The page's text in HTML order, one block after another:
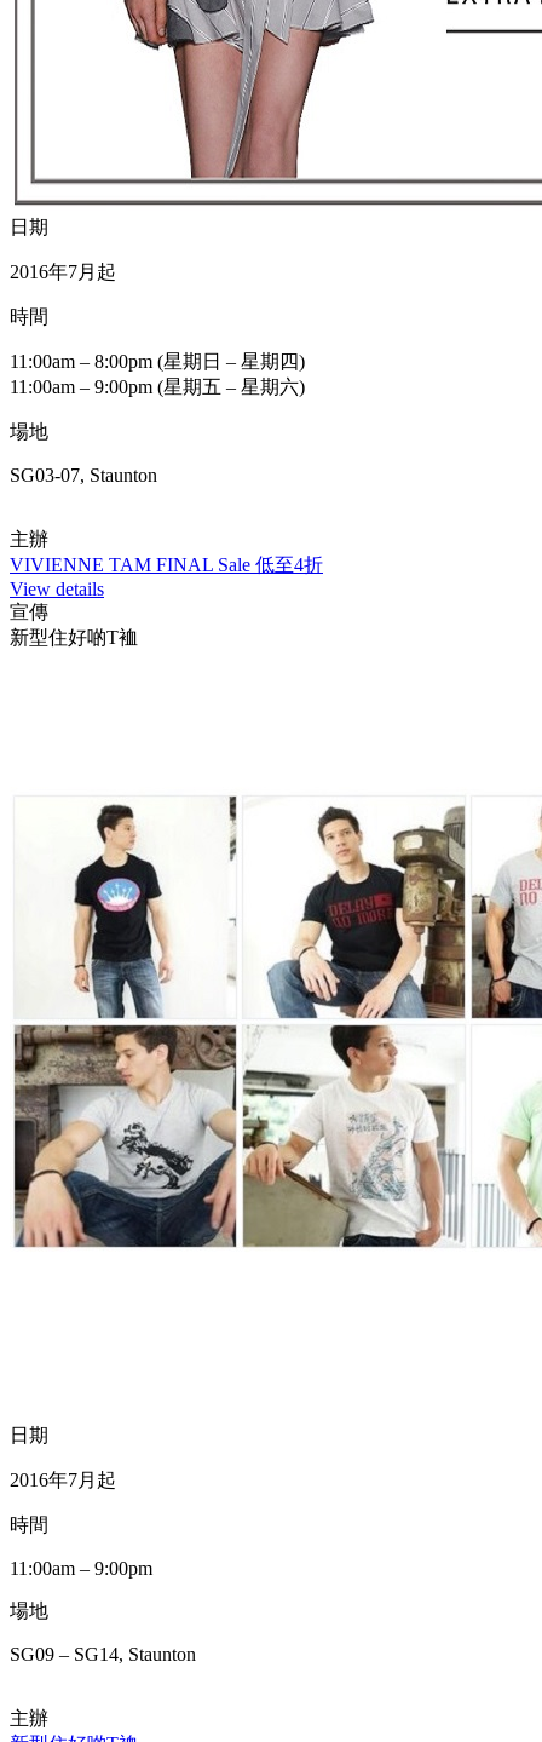
日期
2016年7月起
時間
11:00am – 8:00pm (星期日 – 星期四)
11:00am – 9:00pm (星期五 – 星期六)
場地
SG03-07, Staunton
主辦
VIVIENNE TAM FINAL Sale 低至4折
View details
宣傳
新型住好啲T裇
日期
2016年7月起
時間
11:00am – 9:00pm
場地
SG09 – SG14, Staunton
主辦